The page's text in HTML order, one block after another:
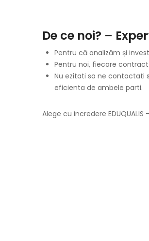
De ce noi? –
Pentru că analizăm și
Pentru noi, fiecare
Nu ezitati sa ne contactati
eficienta de ambele parti.
Alege cu incredere